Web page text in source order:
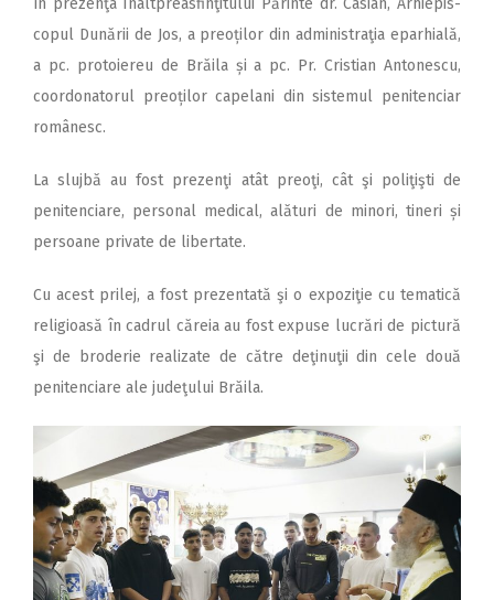
în prezenţa Înaltpreasfinţitului Părinte dr. Casian, Arhiepis­
copul Dunării de Jos, a preoților din administraţia eparhială,
a pc. protoiereu de Brăila și a pc. Pr. Cristian Antonescu,
coordonatorul preoților capelani din sistemul penitenciar
românesc.
La slujbă au fost prezenţi atât preoţi, cât şi poliţişti de
penitenciare, personal medical, alături de minori, tineri și
persoane private de libertate.
Cu acest prilej, a fost prezentată şi o expoziţie cu tematică
religioasă în cadrul căreia au fost expuse lucrări de pictură
şi de broderie realizate de către deţinuţii din cele două
penitenciare ale judeţului Brăila.